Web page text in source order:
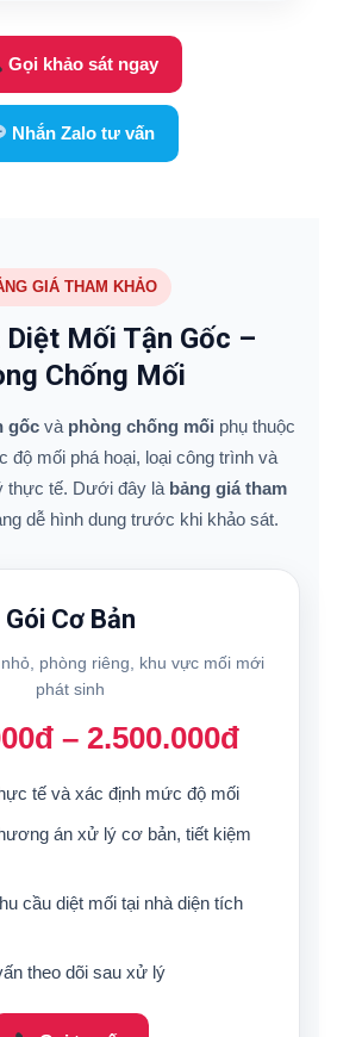
Gọi khảo sát ngay
Nhắn Zalo tư vấn
GIÁ THAM KHẢO
Diệt Mối Tận Gốc –
Chống Mối
gốcvà phòng chống mối phụ thuộc
độ mối phá hoại, loại công trình và
thực tế. Dưới đây là bảng giá tham
dễ hình dung trước khi khảo sát.
Gói Cơ Bản
phòng riêng, khu vực mối mới
phát sinh
– 2.500.000đ
tế và xác định mức độ mối
án xử lý cơ bản, tiết kiệm
cầu diệt mối tại nhà diện tích
theo dõi sau xử lý